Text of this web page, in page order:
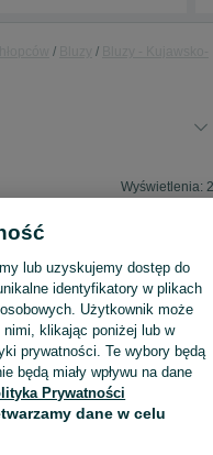
Wyświetlenia:
aby skontaktować się z
lub uzyskujemy dostęp do
identyfikatory w plikach
Użytkownik może
klikając poniżej lub w
prywatności. Te wybory będą
będą miały wpływu na dane
Prywatności
dane w celu